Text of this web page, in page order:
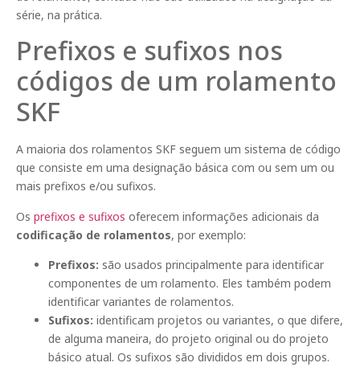
série, na prática.
Prefixos e sufixos nos
códigos de um rolamento
SKF
A maioria dos rolamentos SKF seguem um sistema de código
que consiste em uma designação básica com ou sem um ou
mais prefixos e/ou sufixos.
Os prefixos e sufixos oferecem informações adicionais da
codificação de rolamentos, por exemplo:
Prefixos: são usados principalmente para identificar
componentes de um rolamento. Eles também podem
identificar variantes de rolamentos.
Sufixos: identificam projetos ou variantes, o que difere,
de alguma maneira, do projeto original ou do projeto
básico atual. Os sufixos são divididos em dois grupos.